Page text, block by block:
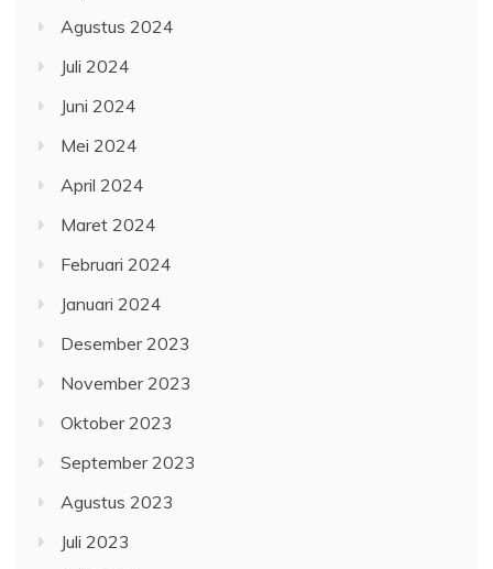
Agustus 2024
Juli 2024
Juni 2024
Mei 2024
April 2024
Maret 2024
Februari 2024
Januari 2024
Desember 2023
November 2023
Oktober 2023
September 2023
Agustus 2023
Juli 2023